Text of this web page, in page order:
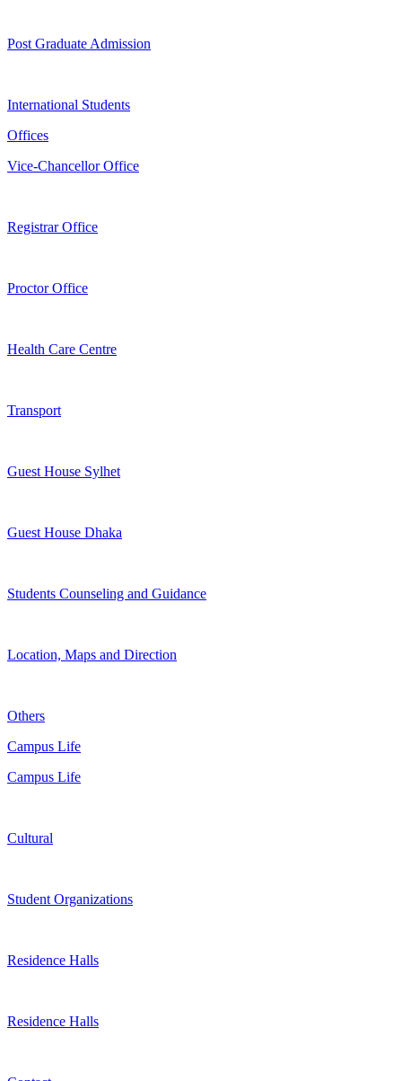
Post Graduate Admission
International Students
Offices
Vice-Chancellor Office
Registrar Office
Proctor Office
Health Care Centre
Transport
Guest House Sylhet
Guest House Dhaka
Students Counseling and Guidance
Location, Maps and Direction
Others
Campus Life
Campus Life
Cultural
Student Organizations
Residence Halls
Residence Halls